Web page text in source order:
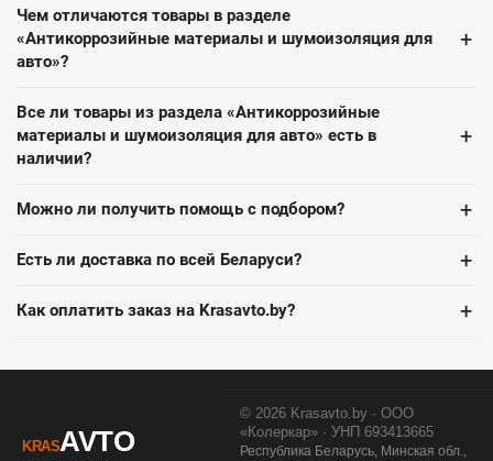
Чем отличаются товары в разделе
«Антикоррозийные материалы и шумоизоляция для
авто»?
+
Все ли товары из раздела «Антикоррозийные
материалы и шумоизоляция для авто» есть в
наличии?
+
Можно ли получить помощь с подбором? +
Есть ли доставка по всей Беларуси? +
Как оплатить заказ на Krasavto.by? +
KRASAVTO
© 2026 Krasavto.by · ООО
«Колеркар» · УНП 693413665
Республика Беларусь, Минская обл.,